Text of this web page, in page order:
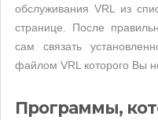
обслуживания VRL из
странице. После
сам связать
файлом VRL которого Вы
Программы,